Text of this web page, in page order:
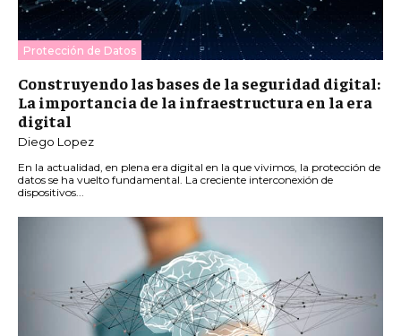
Protección de Datos
Construyendo las bases de la seguridad digital:
La importancia de la infraestructura en la era
digital
Diego Lopez
En la actualidad, en plena era digital en la que vivimos, la protección de
datos se ha vuelto fundamental. La creciente interconexión de
dispositivos...